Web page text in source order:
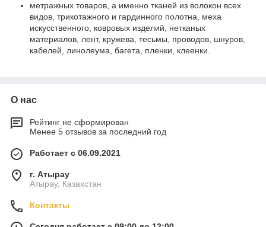
метражных товаров, а именно тканей из волокон всех
видов, трикотажного и гардинного полотна, меха
искусственного, ковровых изделий, нетканых
материалов, лент, кружева, тесьмы, проводов, шнуров,
кабелей, линолеума, багета, пленки, клеенки.
О нас
Рейтинг не сформирован
Менее 5 отзывов за последний год
Работает с 06.09.2021
г. Атырау
Атырау, Казахстан
Контакты